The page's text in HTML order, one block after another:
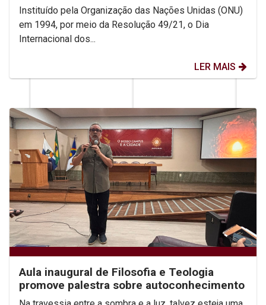
Instituído pela Organização das Nações Unidas (ONU)
em 1994, por meio da Resolução 49/21, o Dia
Internacional dos...
LER MAIS
Aula inaugural de Filosofia e Teologia
promove palestra sobre autoconhecimento